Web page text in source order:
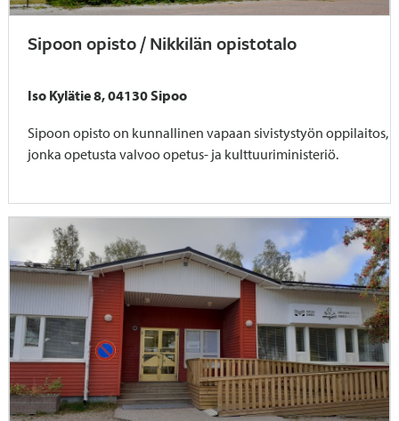
Sipoon opisto / Nikkilän opistotalo
Iso Kylätie 8, 04130 Sipoo
Sipoon opisto on kunnallinen vapaan sivistystyön oppilaitos,
jonka opetusta valvoo opetus- ja kulttuuriministeriö.